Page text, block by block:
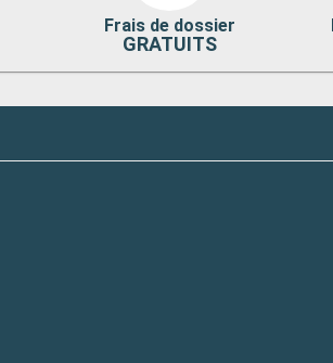
Frais de dossier
GRATUITS